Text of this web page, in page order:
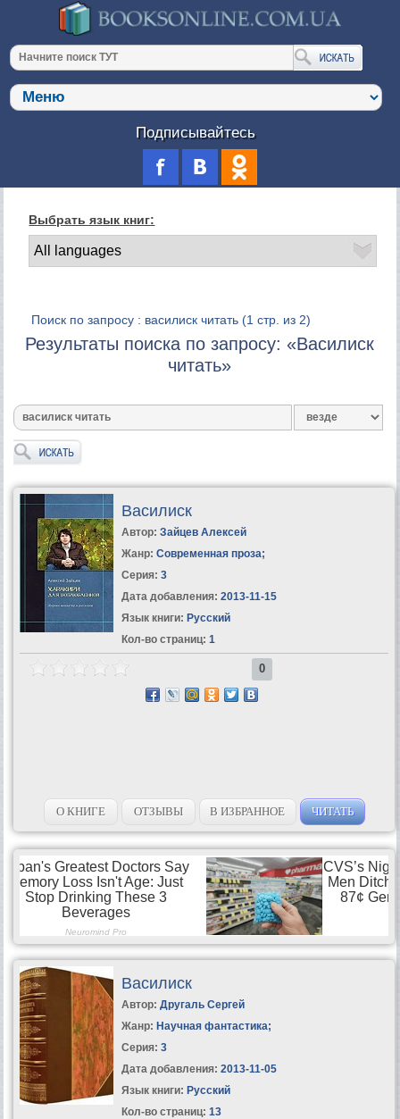
Подписывайтесь
Выбрать язык книг:
Поиск по запросу : василиск читать (1 стр. из 2)
Результаты поиска по запросу: «Василиск
читать»
Василиск
Автор: Зайцев Алексей
Жанр: Современная проза;
Серия: 3
Дата добавления: 2013-11-15
Язык книги: Русский
Кол-во страниц: 1
0
О КНИГЕ ОТЗЫВЫ В ИЗБРАННОЕ ЧИТАТЬ
Василиск
Автор: Другаль Сергей
Жанр: Научная фантастика;
Серия: 3
Дата добавления: 2013-11-05
Язык книги: Русский
Кол-во страниц: 13